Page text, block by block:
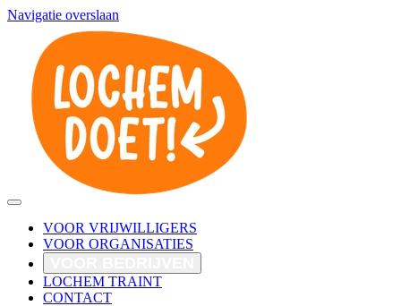
Navigatie overslaan
VOOR VRIJWILLIGERS
VOOR ORGANISATIES
LOCHEM TRAINT
CONTACT